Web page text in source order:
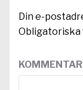
Din e-
KOMMENTAR